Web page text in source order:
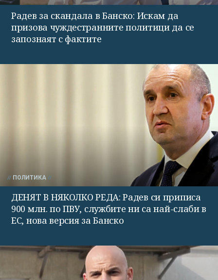
Радев за скандала в Банско: Искам да
призова чуждестранните политици да се
запознаят с фактите
ПОЛИТИКА
ДЕНЯТ В НЯКОЛКО РЕДА: Радев си приписа
900 млн. по ПВУ, службите ни са най-слаби в
ЕС, нова версия за Банско